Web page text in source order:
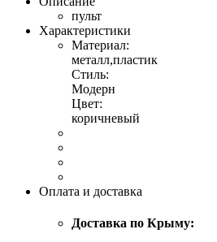
пульт
Характеристики
Материал:
металл,пластик
Стиль:
Модерн
Цвет:
коричневый
Оплата и доставка
Доставка по Крыму: